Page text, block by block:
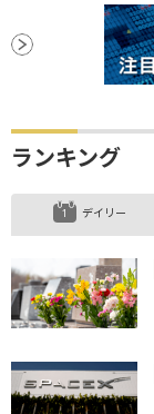
ランキング
デイリー